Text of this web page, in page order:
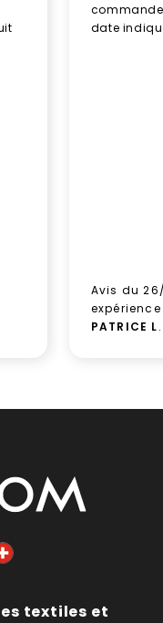
date
Avis du
PATRICE L.
textiles et